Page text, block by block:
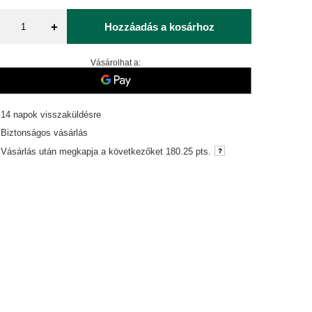
+ Hozzáadás a kosárhoz
Vásárolhat a:
14 napok visszaküldésre
Biztonságos vásárlás
Vásárlás után megkapja a következőket 180.25 pts.